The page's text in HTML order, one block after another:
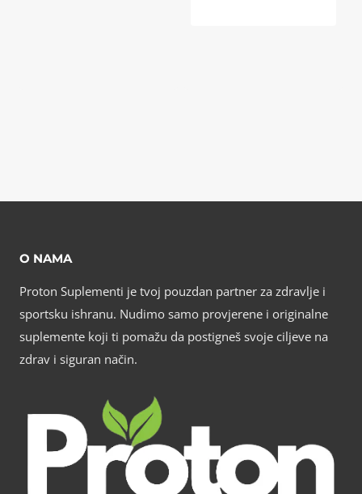
O NAMA
Proton Suplementi je tvoj pouzdan partner za zdravlje i
sportsku ishranu. Nudimo samo provjerene i originalne
suplemente koji ti pomažu da postigneš svoje ciljeve na
zdrav i siguran način.